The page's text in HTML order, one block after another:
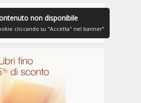
non disponibile
cliccando su "Accetta" nel banner"